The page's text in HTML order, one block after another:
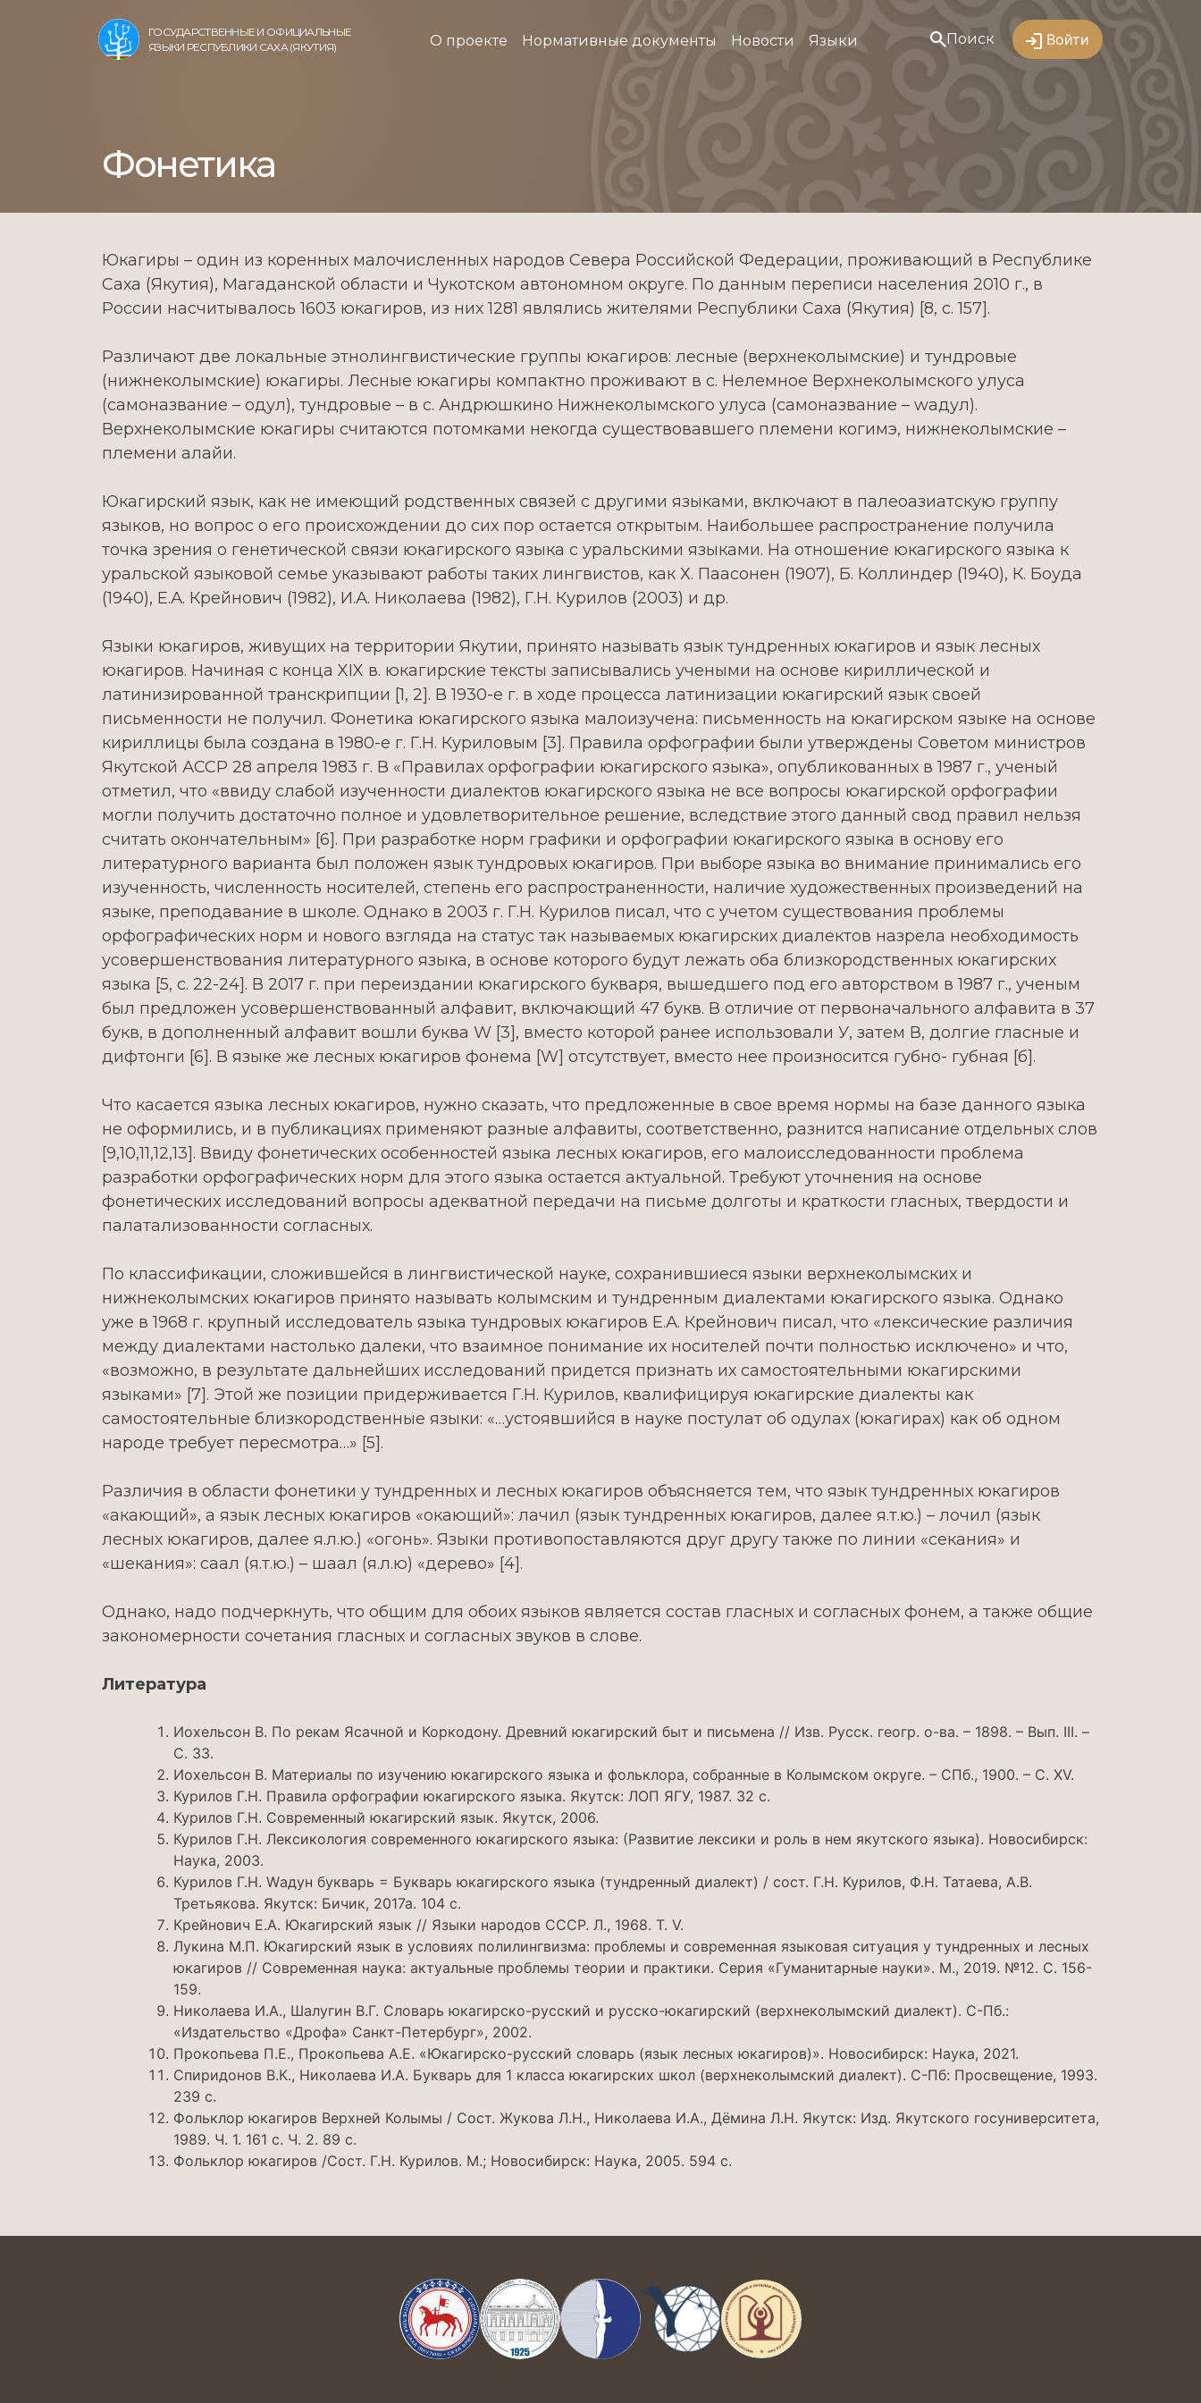
ГОСУДАРСТВЕННЫЕ И ОФИЦИАЛЬНЫЕ
ЯЗЫКИ РЕСПУБЛИКИ САХА (ЯКУТИЯ)
О проекте Нормативные документы Новости Языки Поиск Войти
Фонетика
Юкагиры – один из коренных малочисленных народов Севера Российской Федерации, проживающий в Республике
Саха (Якутия), Магаданской области и Чукотском автономном округе. По данным переписи населения 2010 г., в
России насчитывалось 1603 юкагиров, из них 1281 являлись жителями Республики Саха (Якутия) [8, c. 157].
Различают две локальные этнолингвистические группы юкагиров: лесные (верхнеколымские) и тундровые
(нижнеколымские) юкагиры. Лесные юкагиры компактно проживают в с. Нелемное Верхнеколымского улуса
(самоназвание – одул), тундровые – в с. Андрюшкино Нижнеколымского улуса (самоназвание – wадул).
Верхнеколымские юкагиры считаются потомками некогда существовавшего племени когимэ, нижнеколымские –
племени алайи.
Юкагирский язык, как не имеющий родственных связей с другими языками, включают в палеоазиатскую группу
языков, но вопрос о его происхождении до сих пор остается открытым. Наибольшее распространение получила
точка зрения о генетической связи юкагирского языка с уральскими языками. На отношение юкагирского языка к
уральской языковой семье указывают работы таких лингвистов, как Х. Паасонен (1907), Б. Коллиндер (1940), К. Боуда
(1940), Е.А. Крейнович (1982), И.А. Николаева (1982), Г.Н. Курилов (2003) и др.
Языки юкагиров, живущих на территории Якутии, принято называть язык тундренных юкагиров и язык лесных
юкагиров. Начиная с конца XIX в. юкагирские тексты записывались учеными на основе кириллической и
латинизированной транскрипции [1, 2]. В 1930-е г. в ходе процесса латинизации юкагирский язык своей
письменности не получил. Фонетика юкагирского языка малоизучена: письменность на юкагирском языке на основе
кириллицы была создана в 1980-е г. Г.Н. Куриловым [3]. Правила орфографии были утверждены Советом министров
Якутской АССР 28 апреля 1983 г. В «Правилах орфографии юкагирского языка», опубликованных в 1987 г., ученый
отметил, что «ввиду слабой изученности диалектов юкагирского языка не все вопросы юкагирской орфографии
могли получить достаточно полное и удовлетворительное решение, вследствие этого данный свод правил нельзя
считать окончательным» [6]. При разработке норм графики и орфографии юкагирского языка в основу его
литературного варианта был положен язык тундровых юкагиров. При выборе языка во внимание принимались его
изученность, численность носителей, степень его распространенности, наличие художественных произведений на
языке, преподавание в школе. Однако в 2003 г. Г.Н. Курилов писал, что с учетом существования проблемы
орфографических норм и нового взгляда на статус так называемых юкагирских диалектов назрела необходимость
усовершенствования литературного языка, в основе которого будут лежать оба близкородственных юкагирских
языка [5, с. 22-24]. В 2017 г. при переиздании юкагирского букваря, вышедшего под его авторством в 1987 г., ученым
был предложен усовершенствованный алфавит, включающий 47 букв. В отличие от первоначального алфавита в 37
букв, в дополненный алфавит вошли буква W [3], вместо которой ранее использовали У, затем В, долгие гласные и
дифтонги [6]. В языке же лесных юкагиров фонема [W] отсутствует, вместо нее произносится губно- губная [б].
Что касается языка лесных юкагиров, нужно сказать, что предложенные в свое время нормы на базе данного языка
не оформились, и в публикациях применяют разные алфавиты, соответственно, разнится написание отдельных слов
[9,10,11,12,13]. Ввиду фонетических особенностей языка лесных юкагиров, его малоисследованности проблема
разработки орфографических норм для этого языка остается актуальной. Требуют уточнения на основе
фонетических исследований вопросы адекватной передачи на письме долготы и краткости гласных, твердости и
палатализованности согласных.
По классификации, сложившейся в лингвистической науке, сохранившиеся языки верхнеколымских и
нижнеколымских юкагиров принято называть колымским и тундренным диалектами юкагирского языка. Однако
уже в 1968 г. крупный исследователь языка тундровых юкагиров Е.А. Крейнович писал, что «лексические различия
между диалектами настолько далеки, что взаимное понимание их носителей почти полностью исключено» и что,
«возможно, в результате дальнейших исследований придется признать их самостоятельными юкагирскими
языками» [7]. Этой же позиции придерживается Г.Н. Курилов, квалифицируя юкагирские диалекты как
самостоятельные близкородственные языки: «…устоявшийся в науке постулат об одулах (юкагирах) как об одном
народе требует пересмотра…» [5].
Различия в области фонетики у тундренных и лесных юкагиров объясняется тем, что язык тундренных юкагиров
«акающий», а язык лесных юкагиров «окающий»: лачил (язык тундренных юкагиров, далее я.т.ю.) – лочил (язык
лесных юкагиров, далее я.л.ю.) «огонь». Языки противопоставляются друг другу также по линии «секания» и
«шекания»: саал (я.т.ю.) – шаал (я.л.ю) «дерево» [4].
Однако, надо подчеркнуть, что общим для обоих языков является состав гласных и согласных фонем, а также общие
закономерности сочетания гласных и согласных звуков в слове.
Литература
Иохельсон В. По рекам Ясачной и Коркодону. Древний юкагирский быт и письмена // Изв. Русск. геогр. о-ва. – 1898. – Вып. III. –
С. 33.
Иохельсон В. Материалы по изучению юкагирского языка и фольклора, собранные в Колымском округе. – СПб., 1900. – С. XV.
Курилов Г.Н. Правила орфографии юкагирского языка. Якутск: ЛОП ЯГУ, 1987. 32 c.
Курилов Г.Н. Современный юкагирский язык. Якутск, 2006.
Курилов Г.Н. Лексикология современного юкагирского языка: (Развитие лексики и роль в нем якутского языка). Новосибирск:
Наука, 2003.
Курилов Г.Н. Wадун букварь = Букварь юкагирского языка (тундренный диалект) / сост. Г.Н. Курилов, Ф.Н. Татаева, А.В.
Третьякова. Якутск: Бичик, 2017а. 104 с.
Крейнович Е.А. Юкагирский язык // Языки народов СССР. Л., 1968. Т. V.
Лукина М.П. Юкагирский язык в условиях полилингвизма: проблемы и современная языковая ситуация у тундренных и лесных
юкагиров // Современная наука: актуальные проблемы теории и практики. Серия «Гуманитарные науки». М., 2019. №12. С. 156-
159.
Николаева И.А., Шалугин В.Г. Словарь юкагирско-русский и русско-юкагирский (верхнеколымский диалект). С-Пб.:
«Издательство «Дрофа» Санкт-Петербург», 2002.
Прокопьева П.Е., Прокопьева А.Е. «Юкагирско-русский словарь (язык лесных юкагиров)». Новосибирск: Наука, 2021.
Спиридонов В.К., Николаева И.А. Букварь для 1 класса юкагирских школ (верхнеколымский диалект). С-Пб: Просвещение, 1993.
239 с.
Фольклор юкагиров Верхней Колымы / Сост. Жукова Л.Н., Николаева И.А., Дёмина Л.Н. Якутск: Изд. Якутского госуниверситета,
1989. Ч. 1. 161 с. Ч. 2. 89 с.
Фольклор юкагиров /Сост. Г.Н. Курилов. М.; Новосибирск: Наука, 2005. 594 с.